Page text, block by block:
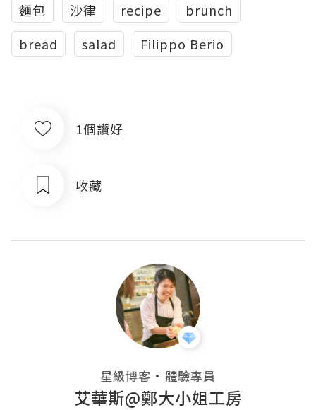
麵包
沙律 recipe
brunch
bread
salad Filippo Berio
1個讚好
收藏
星級博客 ・ 體驗專員
艾華斯@鄭大小姐工房